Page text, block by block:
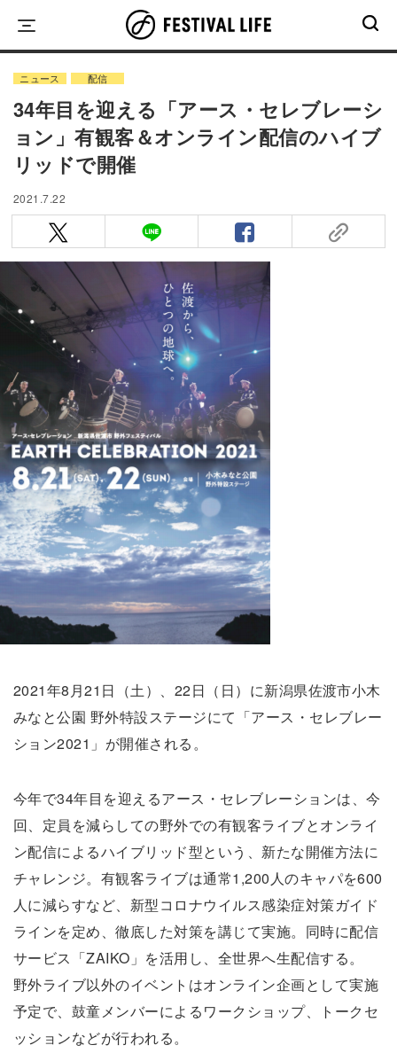
content
ニュース 配信
34年目を迎える「アース・セレブレーシ
ョン」有観客＆オンライン配信のハイブ
リッドで開催
2021.7.22
2021年8月21日（土）、22日（日）に新潟県佐渡市小木
みなと公園 野外特設ステージにて「アース・セレブレー
ション2021」が開催される。
今年で34年目を迎えるアース・セレブレーションは、今
回、定員を減らしての野外での有観客ライブとオンライ
ン配信によるハイブリッド型という、新たな開催方法に
チャレンジ。有観客ライブは通常1,200人のキャパを600
人に減らすなど、新型コロナウイルス感染症対策ガイド
ラインを定め、徹底した対策を講じて実施。同時に配信
サービス「ZAIKO」を活用し、全世界へ生配信する。
野外ライブ以外のイベントはオンライン企画として実施
予定で、鼓童メンバーによるワークショップ、トークセ
ッションなどが行われる。